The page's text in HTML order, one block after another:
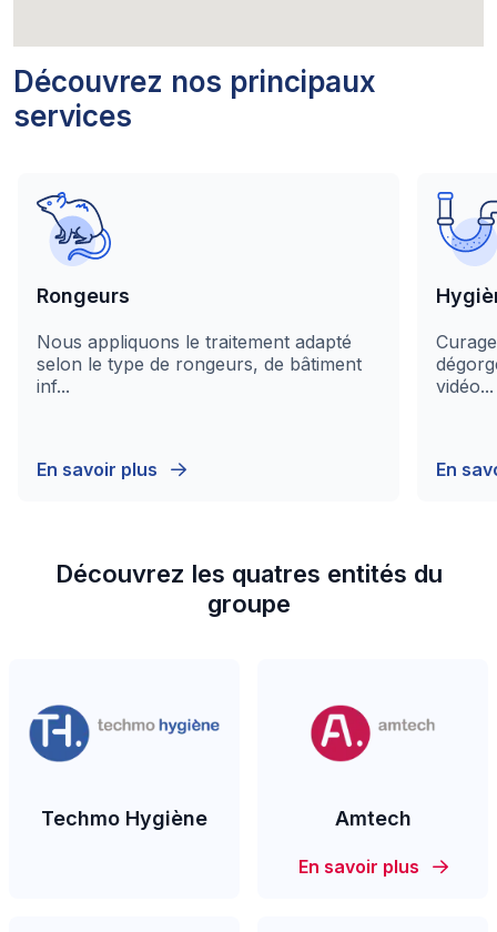
Découvrez nos principaux
services
Rongeurs
Nous appliquons le traitement adapté
selon le type de rongeurs, de bâtiment
inf...
vidéo...
groupe